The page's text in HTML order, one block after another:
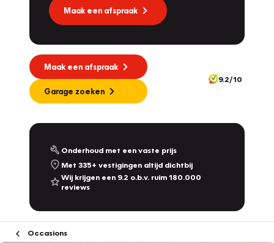
Maak een afspraak
Maak een afspraak
Garage zoeken
9.2/10
Onderhoud met een vaste prijs
Met 335+ vestigingen altijd dichtbij
Wij krijgen een 9.2 o.b.v. ruim 180.000
reviews
Occasions